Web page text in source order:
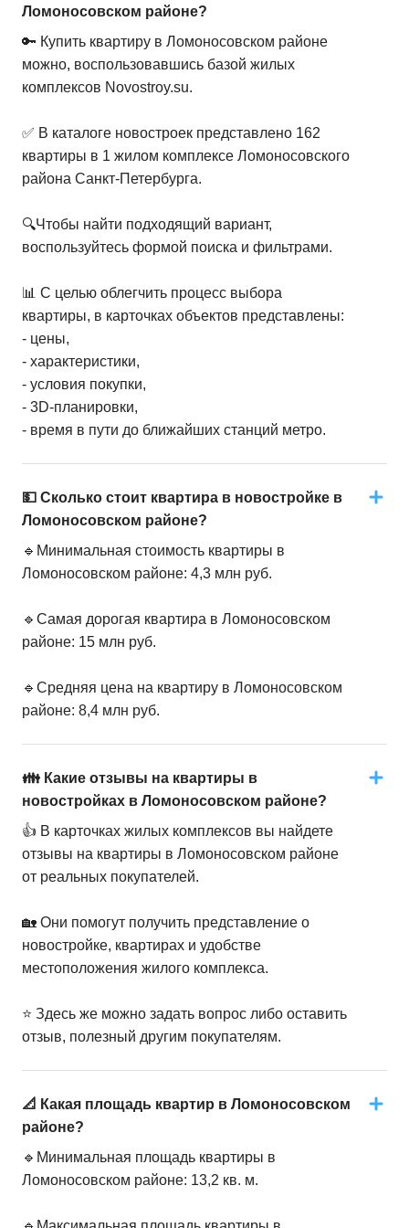
2-комн. кв. от
68,25 –84,2 м² 16 предложений
Ломоносовском районе?
🔑 Купить квартиру в Ломоносовском районе
можно, воспользовавшись базой жилых
комплексов Novostroy.su.
✅ В каталоге новостроек представлено 162
квартиры в 1 жилом комплексе Ломоносовского
района Санкт-Петербурга.
🔍Чтобы найти подходящий вариант,
воспользуйтесь формой поиска и фильтрами.
📊 С целью облегчить процесс выбора
квартиры, в карточках объектов представлены:
- цены,
- характеристики,
- условия покупки,
- 3D-планировки,
- время в пути до ближайших станций метро.
💵 Сколько стоит квартира в новостройке в
Ломоносовском районе?
🔹Минимальная стоимость квартиры в
Ломоносовском районе: 4,3 млн руб.
🔹Самая дорогая квартира в Ломоносовском
районе: 15 млн руб.
🔹Средняя цена на квартиру в Ломоносовском
районе: 8,4 млн руб.
👪 Какие отзывы на квартиры в
новостройках в Ломоносовском районе?
👍 В карточках жилых комплексов вы найдете
отзывы на квартиры в Ломоносовском районе
от реальных покупателей.
🏡 Они помогут получить представление о
новостройке, квартирах и удобстве
местоположения жилого комплекса.
⭐️ Здесь же можно задать вопрос либо оставить
отзыв, полезный другим покупателям.
📐 Какая площадь квартир в Ломоносовском
районе?
🔹Минимальная площадь квартиры в
Ломоносовском районе: 13,2 кв. м.